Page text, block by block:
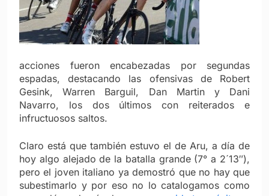
acciones fueron encabezadas por segundas
espadas, destacando las ofensivas de Robert
Gesink, Warren Barguil, Dan Martin y Dani
Navarro, los dos últimos con reiterados e
infructuosos saltos.
Claro está que también estuvo el de Aru, a día de
hoy algo alejado de la batalla grande (7° a 2´13″),
pero el joven italiano ya demostró que no hay que
subestimarlo y por eso no lo catalogamos como